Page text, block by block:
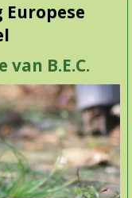
B.E.C.